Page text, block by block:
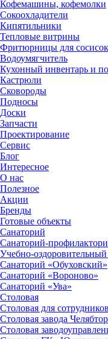
Кофемашины, кофемолки
Сокоохладители
Кипятильники
Тепловые витрины
Фритюрницы для сосисок
Водоумягчитель
Кухонный инвентарь и
Кастрюли
Сковороды
Подносы
Доски
Запчасти
Проектирование
Сервис
Блог
Интересное
О нас
Полезное
Акции
Бренды
Готовые объекты
Санаторий
Санаторий-
Учебно-
Санаторий «Обуховский»
Санаторий «Вороново»
Санаторий «Ува»
Столовая
Столовая для
Столовая завода
Столовая